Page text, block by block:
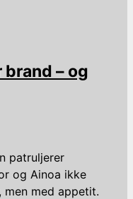
– og
patruljerer
og Ainoa ikke
men med appetit.